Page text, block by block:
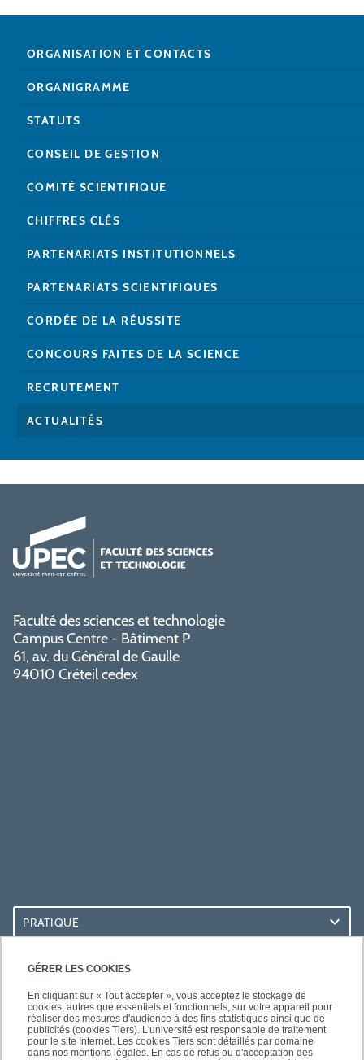
GÉRER LES COOKIES
En cliquant sur « Tout accepter », vous acceptez le stockage de
cookies, autres que essentiels et fonctionnels, sur votre appareil pour
réaliser des mesures d'audience à des fins statistiques ainsi que de
publicités (cookies Tiers). L'université est responsable de traitement
pour le site Internet. Les cookies Tiers sont détaillés par domaine
dans nos mentions légales. En cas de refus ou d'acceptation des
ORGANISATION ET CONTACTS
ORGANIGRAMME
STATUTS
CONSEIL DE GESTION
COMITÉ SCIENTIFIQUE
CHIFFRES CLÉS
PARTENARIATS INSTITUTIONNELS
PARTENARIATS SCIENTIFIQUES
CORDÉE DE LA RÉUSSITE
CONCOURS FAITES DE LA SCIENCE
RECRUTEMENT
ACTUALITÉS
Faculté des sciences et technologie
Campus Centre - Bâtiment P
61, av. du Général de Gaulle
94010 Créteil cedex
PRATIQUE
ACCÈS RAPIDES
SUIVEZ-NOUS